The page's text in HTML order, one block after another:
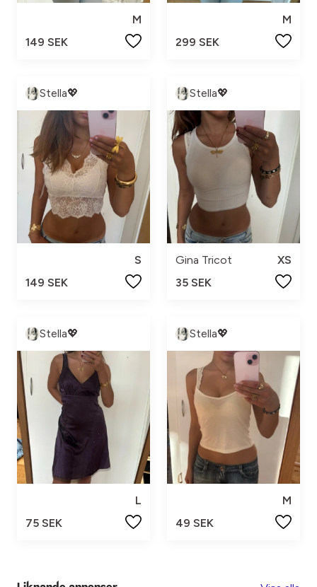
M
149 SEK
M
299 SEK
Stella💖
S
149 SEK
Stella💖
Gina Tricot
XS
35 SEK
Stella💖
L
75 SEK
Stella💖
M
49 SEK